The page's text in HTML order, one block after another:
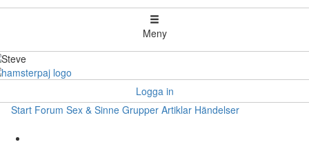
Meny
Logga in
Start Forum Sex & Sinne Grupper Artiklar Händelser